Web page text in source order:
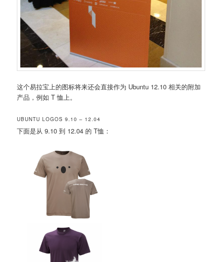
这个易拉宝上的图标将来还会直接作为 Ubuntu 12.10 相关的附加
产品，例如 T 恤上。
UBUNTU LOGOS 9.10 – 12.04
下面是从 9.10 到 12.04 的 T恤：